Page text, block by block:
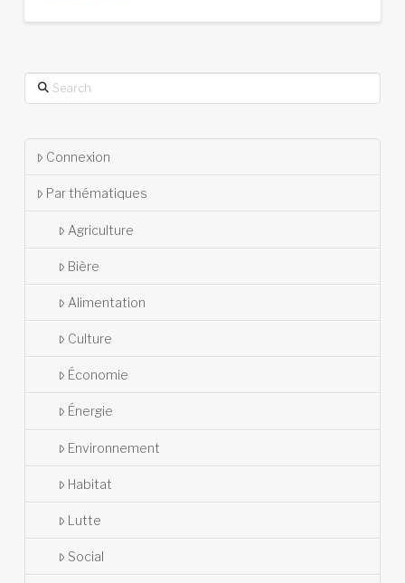
Search
Connexion
Par thématiques
Agriculture
Bière
Alimentation
Culture
Économie
Énergie
Environnement
Habitat
Lutte
Social